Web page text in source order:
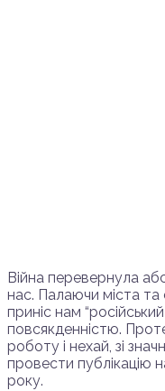
Війна перевернула
нас. Палаючи міста та
приніс нам
повсякденністю.
роботу і нехай, зі
провести публікацію
року.